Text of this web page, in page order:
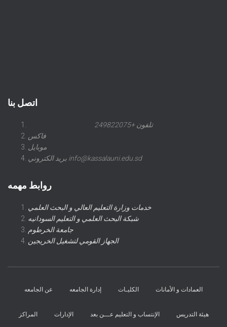
اتصل بنا
تلفون +249822075
فاكس
موبايل
بريد الكتروني info@kassalauni.edu.sd
روابط مهمه
خدمات وزارة التعليم العالي و البحث العلمي
شبكة البحث العلمي و التعليم السودانيه
جامعة الخرطوم
الجهاز القومي لتشغيل الخريجين
عن الجامعه إدارة الجامعه الكليـات العمادات و الأمانات
المراكز الإدارات الإنتساب و التعليم عـــن بعد هيئة التدريس